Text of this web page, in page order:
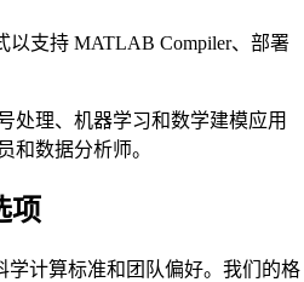
以支持 MATLAB Compiler、部署
处理、机器学习和数学建模应用
和数据分析师。
项
计算标准和团队偏好。我们的格